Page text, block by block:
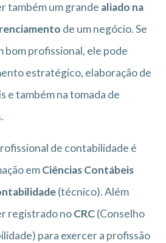
também um grande aliado na
de um negócio. Se
bom profissional, ele pode
estratégico, elaboração de
e também na tomada de
de contabilidade é
emCiências Contábeis
(técnico). Além
registrado noCRC(Conselho
para exercer a profissão